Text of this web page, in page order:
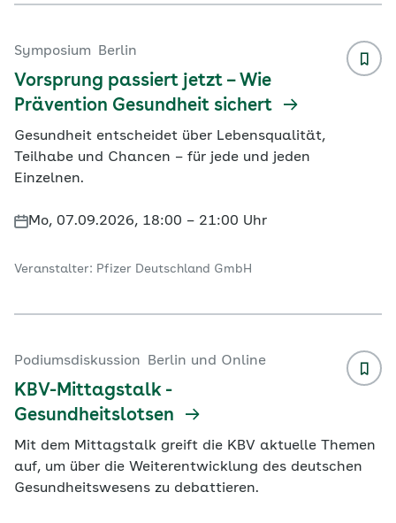
Symposium Berlin
Vorsprung passiert jetzt – Wie
Prävention Gesundheit sichert
Gesundheit entscheidet über Lebensqualität,
Teilhabe und Chancen – für jede und jeden
Einzelnen.
Mo, 07.09.2026, 18:00 – 21:00 Uhr
Veranstalter: Pfizer Deutschland GmbH
Podiumsdiskussion Berlin und Online
KBV-Mittagstalk -
Gesundheitslotsen
Mit dem Mittagstalk greift die KBV aktuelle Themen
auf, um über die Weiterentwicklung des deutschen
Gesundheitswesens zu debattieren.